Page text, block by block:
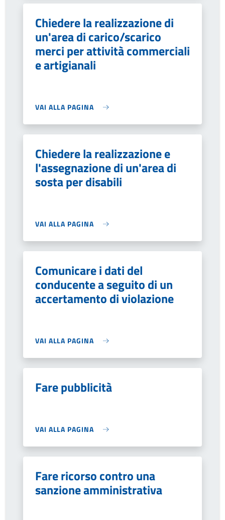
Chiedere la realizzazione di
un'area di carico/scarico
merci per attività commerciali
e artigianali
VAI ALLA PAGINA
Chiedere la realizzazione e
l'assegnazione di un'area di
sosta per disabili
VAI ALLA PAGINA
Comunicare i dati del
conducente a seguito di un
accertamento di violazione
VAI ALLA PAGINA
Fare pubblicità
VAI ALLA PAGINA
Fare ricorso contro una
sanzione amministrativa